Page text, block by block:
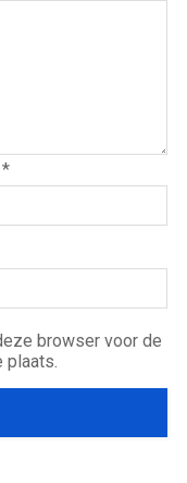
*
browser voor de